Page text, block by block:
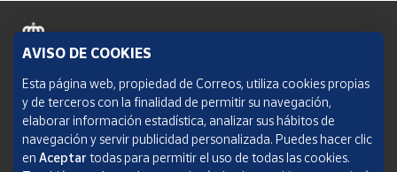
Política de cookies
Aviso legal
Condiciones del servicio
AVISO DE COOKIES
Esta página web, propiedad de Correos, utiliza cookies propias
y de terceros con la finalidad de permitir su navegación,
elaborar información estadística, analizar sus hábitos de
navegación y servir publicidad personalizada. Puedes hacer clic
en Aceptar todas para permitir el uso de todas las cookies.